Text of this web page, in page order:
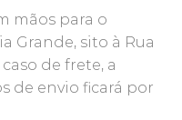
mãos para o
Grande, sito à Rua
de frete, a
de envio ficará por